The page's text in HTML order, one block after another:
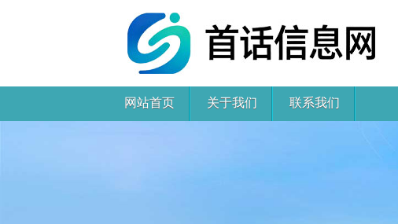
网站首页 关于我们 联系我们